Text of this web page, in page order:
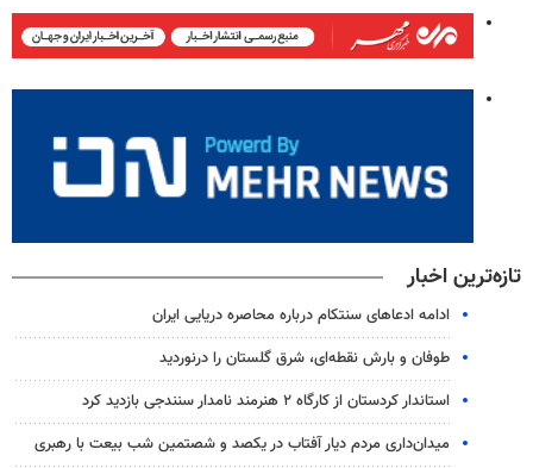
تازه‌ترین اخبار
ادامه ادعاهای سنتکام درباره محاصره دریایی ایران
طوفان و بارش نقطه‌ای، شرق گلستان را درنوردید
استاندار کردستان از کارگاه ۲ هنرمند نامدار سنندجی بازدید کرد
میدان‌داری مردم دیار آفتاب در یکصد و شصتمین شب بیعت با رهبری